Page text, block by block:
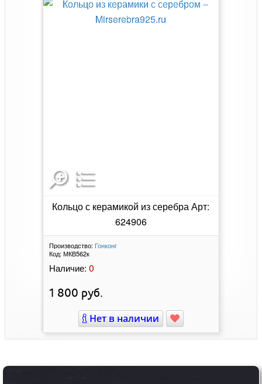
Кольцо с керамикой из серебра Арт:
624906
Производство: Гонконг
Код: МКВ562к
Наличие: 0
1 800 руб.
Нет в наличии